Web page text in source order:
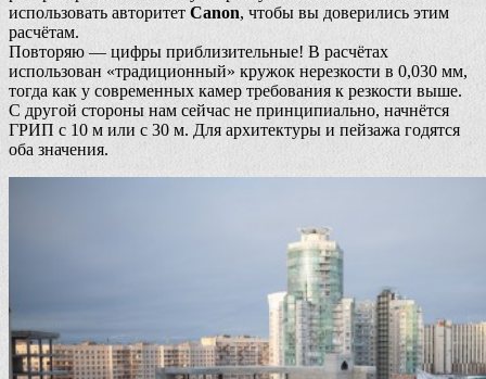
использовать авторитет Canon, чтобы вы доверились этим
расчётам.
Повторяю — цифры приблизительные! В расчётах
использован «традиционный» кружок нерезкости в 0,030 мм,
тогда как у современных камер требования к резкости выше.
С другой стороны нам сейчас не принципиально, начнётся
ГРИП с 10 м или с 30 м. Для архитектуры и пейзажа годятся
оба значения.